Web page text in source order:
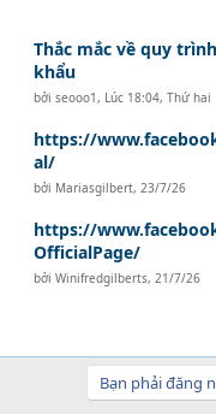
Thắc mắc về quy
khẩu
bởiseooo1 , Lúc 18:04, Thứ hai
https://
al/
bởi Mariasgilbert, 23/7/26
https://
OfficialPage/
bởiWinifredgilberts, 21/7/26
Bạn phải đăng